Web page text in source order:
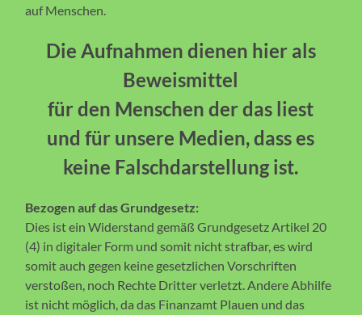
auf Menschen.
Die Aufnahmen dienen hier als
Beweismittel
für den Menschen der das liest
und für unsere Medien, dass es
keine Falschdarstellung ist.
Bezogen auf das Grundgesetz:
Dies ist ein Widerstand gemäß Grundgesetz Artikel 20
(4) in digitaler Form und somit nicht strafbar, es wird
somit auch gegen keine gesetzlichen Vorschriften
verstoßen, noch Rechte Dritter verletzt. Andere Abhilfe
ist nicht möglich, da das Finanzamt Plauen und das